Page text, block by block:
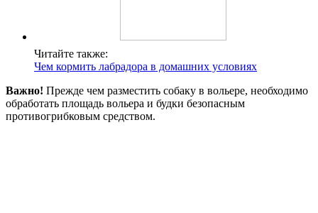
Читайте также:
Чем кормить лабрадора в домашних условиях
Важно! Прежде чем разместить собаку в вольере, необходимо
обработать площадь вольера и будки безопасным
противогрибковым средством.